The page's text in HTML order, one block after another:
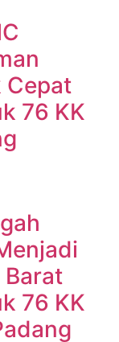
Cepat
76 KK
Barat
76 KK